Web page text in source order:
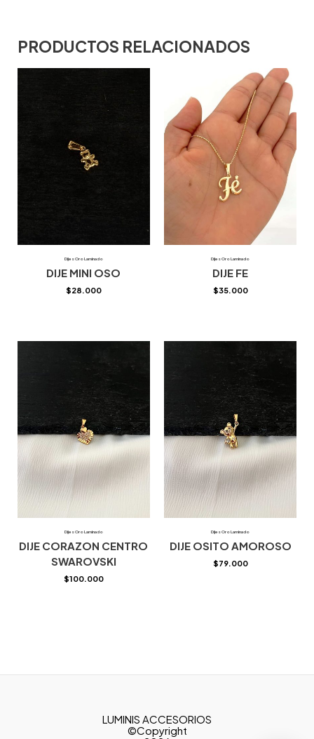
PRODUCTOS RELACIONADOS
Dijes Oro Laminado
DIJE MINI OSO
$28.000
Dijes Oro Laminado
DIJE FE
$35.000
Dijes Oro Laminado
DIJE CORAZON CENTRO
SWAROVSKI
$100.000
Dijes Oro Laminado
DIJE OSITO AMOROSO
$79.000
LUMINIS ACCESORIOS
©Copyright